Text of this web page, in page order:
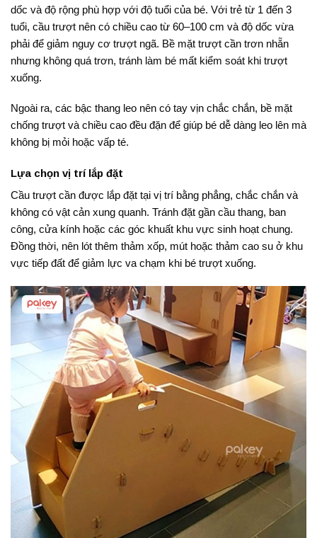
dốc và độ rộng phù hợp với độ tuổi của bé. Với trẻ từ 1 đến 3
tuổi, cầu trượt nên có chiều cao từ 60–100 cm và độ dốc vừa
phải để giảm nguy cơ trượt ngã. Bề mặt trượt cần trơn nhẵn
nhưng không quá trơn, tránh làm bé mất kiểm soát khi trượt
xuống.
Ngoài ra, các bậc thang leo nên có tay vịn chắc chắn, bề mặt
chống trượt và chiều cao đều đặn để giúp bé dễ dàng leo lên mà
không bị mỏi hoặc vấp té.
Lựa chọn vị trí lắp đặt
Cầu trượt cần được lắp đặt tại vị trí bằng phẳng, chắc chắn và
không có vật cản xung quanh. Tránh đặt gần cầu thang, ban
công, cửa kính hoặc các góc khuất khu vực sinh hoạt chung.
Đồng thời, nên lót thêm thảm xốp, mút hoặc thảm cao su ở khu
vực tiếp đất để giảm lực va chạm khi bé trượt xuống.